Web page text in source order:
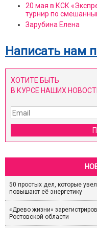
20 мая в КСК
турнир по
Зарубина Елена
Написать нам
ХОТИТЕ БЫТЬ
В КУРСЕ НАШИХ
50 простых дел, которые
повышают её энергетику
«Древо жизни»
Ростовской области